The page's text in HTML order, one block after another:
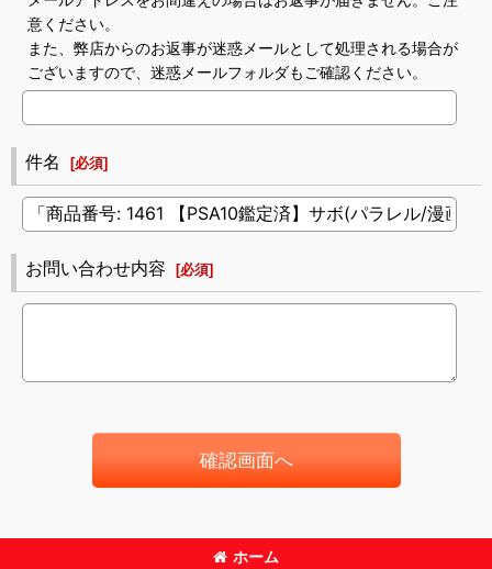
意ください。
また、弊店からのお返事が迷惑メールとして処理される場合が
ございますので、迷惑メールフォルダもご確認ください。
件名 [必須]
お問い合わせ内容 [必須]
確認画面へ
ホーム